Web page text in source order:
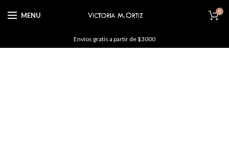
MENU 0
Envíos gratis a partir de $3000